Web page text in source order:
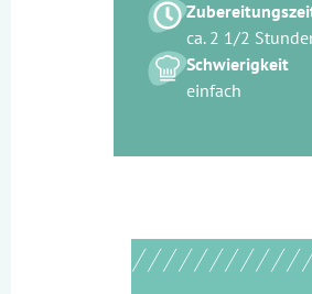
ca. 2 1/2
Schwierigkeit
einfach